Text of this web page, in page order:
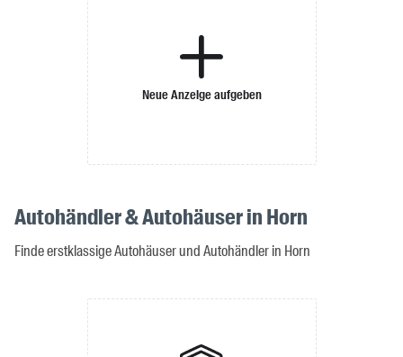
Neue Anzeige aufgeben
Autohändler & Autohäuser in Horn
Finde erstklassige Autohäuser und Autohändler in Horn